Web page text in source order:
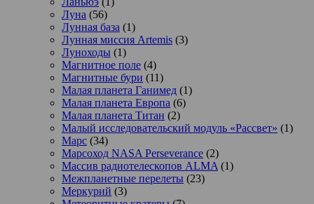
Луна (56)
Лунная база (1)
Лунная миссия Artemis (3)
Луноходы (1)
Магнитное поле (4)
Магнитные бури (11)
Малая планета Ганимед (1)
Малая планета Европа (6)
Малая планета Титан (2)
Малый исследовательский модуль «Рассвет» (1)
Марс (34)
Марсоход NASA Perseverance (2)
Массив радиотелескопов ALMA (1)
Межпланетные перелеты (23)
Меркурий (3)